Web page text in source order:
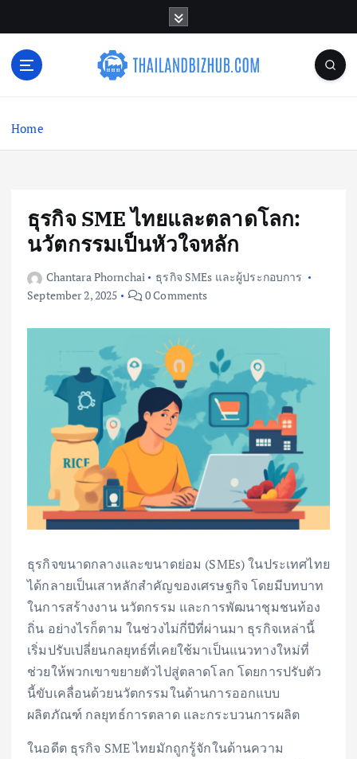
n
Home
ธุรกิจ SME ไทยและตลาดโลก:
นวัตกรรมเป็นหัวใจหลัก
Chantara Phornchai
ธุรกิจ SMEs และผู้ประกอบการ
September 2, 2025
0 Comments
ธุรกิจขนาดกลางและขนาดย่อม (SMEs) ในประเทศไทย
ได้กลายเป็นเสาหลักสำคัญของเศรษฐกิจ โดยมีบทบาท
ในการสร้างงาน นวัตกรรม และการพัฒนาชุมชนท้อง
ถิ่น อย่างไรก็ตาม ในช่วงไม่กี่ปีที่ผ่านมา ธุรกิจเหล่านี้
เริ่มปรับเปลี่ยนกลยุทธ์ที่เคยใช้มาเป็นแนวทางใหม่ที่
ช่วยให้พวกเขาขยายตัวไปสู่ตลาดโลก โดยการปรับตัว
นี้ขับเคลื่อนด้วยนวัตกรรมในด้านการออกแบบ
ผลิตภัณฑ์ กลยุทธ์การตลาด และกระบวนการผลิต
ในอดีต ธุรกิจ SME ไทยมักถูกรู้จักในด้านความ